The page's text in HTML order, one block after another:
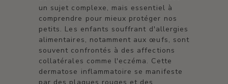
un sujet complexe, mais essentiel à
comprendre pour mieux protéger nos
petits. Les enfants souffrant d'allergies
alimentaires, notamment aux œufs, sont
souvent confrontés à des affections
collatérales comme l'eczéma. Cette
dermatose inflammatoire se manifeste